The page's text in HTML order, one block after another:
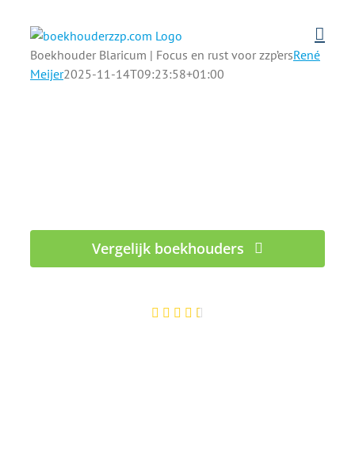
inhoudBoekhouder Blaricum | Focus en rust voor zzp’ersRené
Meijer2025-11-14T09:23:58+01:00
Vergelijk boekhouders